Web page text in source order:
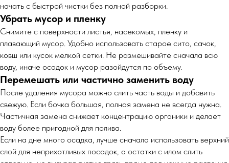
начать с быстрой чистки без полной разборки.
Убрать мусор и пленку
Снимите с поверхности листья, насекомых, пленку и
плавающий мусор. Удобно использовать старое сито, сачок,
ковш или кусок мелкой сетки. Не размешивайте сначала всю
воду, иначе осадок и мусор разойдутся по объему.
Перемешать или частично заменить воду
После удаления мусора можно слить часть воды и добавить
свежую. Если бочка большая, полная замена не всегда нужна.
Частичная замена снижает концентрацию органики и делает
воду более пригодной для полива.
Если на дне много осадка, лучше сначала использовать верхний
слой для неприхотливых посадок, а остатки с илом слить